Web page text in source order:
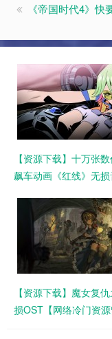
《帝国时代4》快
【资源下载】十万张
飙车动画《红线》无
Soundtrack 下载【网
源留种计划第3期】
【资源下载】魔女复
损OST【网络冷门资